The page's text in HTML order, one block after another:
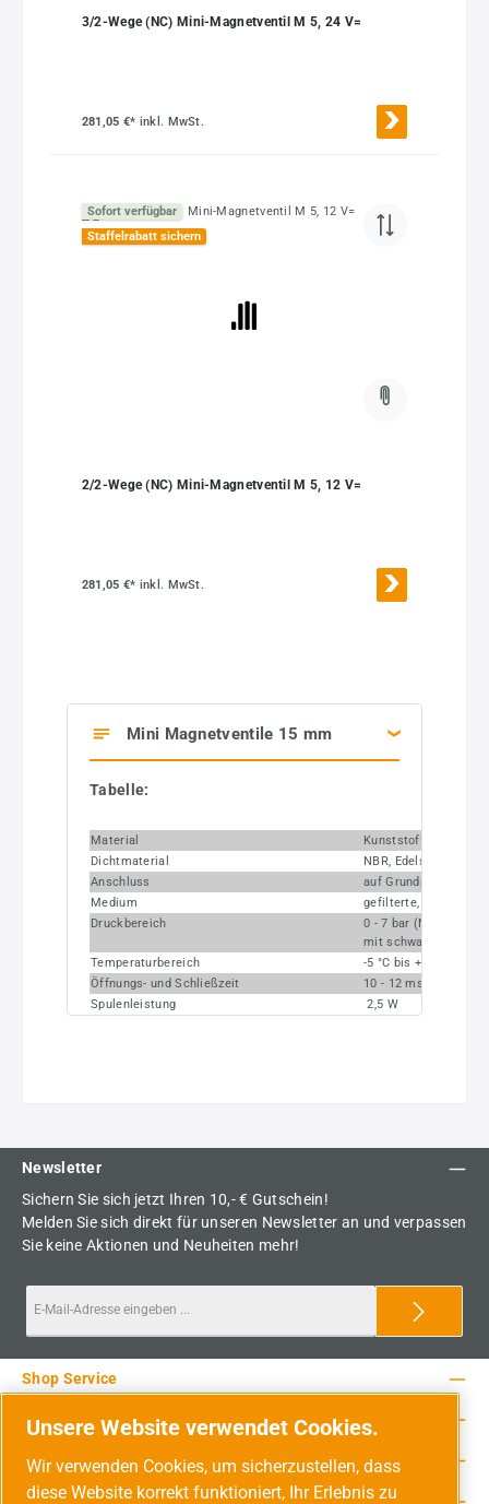
3/2-Wege (NC) Mini-Magnetventil M 5, 24 V=
281,05 €* inkl. MwSt.
Sofort verfügbar
Staffelrabatt sichern
2/2-Wege (NC) Mini-Magnetventil M 5, 12 V=
281,05 €* inkl. MwSt.
Mini Magnetventile 15 mm
Tabelle:
Material
Kunststoff
Dichtmaterial
NBR, Edelstahl
Anschluss
auf Grundplatte
Medium
gefilterte, ungeölte
Druckbereich
0 - 7 bar (NC) mit
mit schwarzer Platte
Temperaturbereich
-5 °C bis +45 °C
Öffnungs- und Schließzeit
10 - 12 ms
Spulenleistung
2,5 W
Newsletter
Sichern Sie sich jetzt Ihren 10,- € Gutschein!
Melden Sie sich direkt für unseren Newsletter an und verpassen
Sie keine Aktionen und Neuheiten mehr!
Service-Hotline
Shop Service
Rechtliche Hinweise
Unsere Website verwendet Cookies.
Wir verwenden Cookies, um sicherzustellen, dass
diese Website korrekt funktioniert, Ihr Erlebnis zu